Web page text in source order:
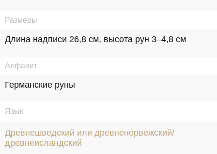
Размеры
Длина надписи 26,8 см, высота рун 3–4,8 см
Алфавит
Германские руны
Язык
Древнешведский или древненорвежский/
древнеисландский